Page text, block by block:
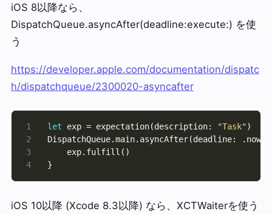
iOS 8以降なら、
DispatchQueue.asyncAfter(deadline:execute:) を使
う
https://developer.apple.com/documentation/dispatc
h/dispatchqueue/2300020-asyncafter
3
4
let exp = expectation(description: "Task"
DispatchQueue.main.asyncAfter(deadline:
iOS 10以降 (Xcode 8.3以降) なら、XCTWaiterを使う